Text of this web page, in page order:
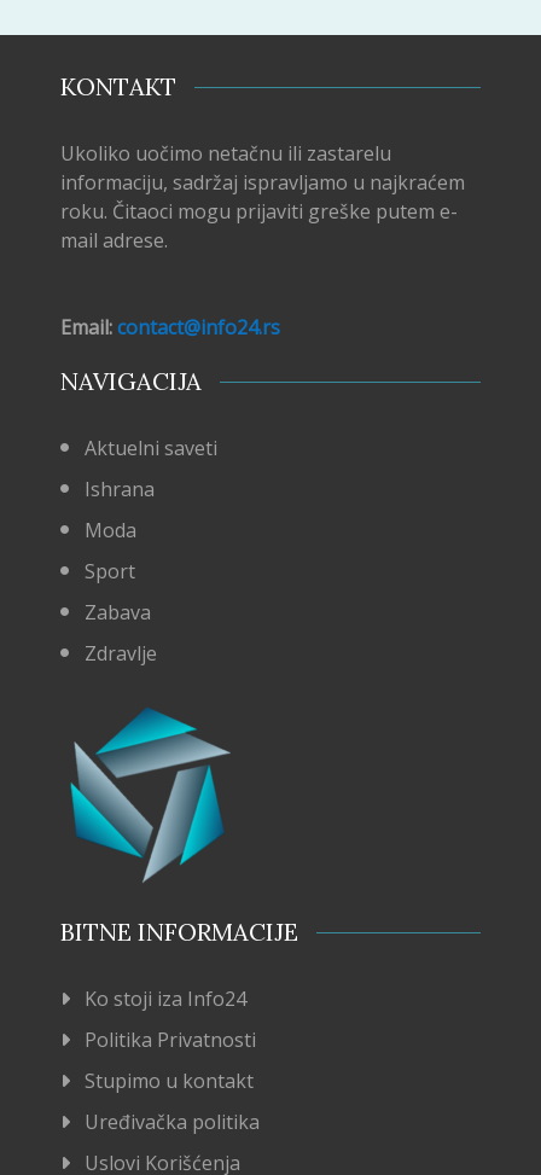
KONTAKT
Ukoliko uočimo netačnu ili zastarelu
informaciju, sadržaj ispravljamo u najkraćem
roku. Čitaoci mogu prijaviti greške putem e-
mail adrese.
Email:contact@info24.rs
NAVIGACIJA
Aktuelni saveti
Ishrana
Moda
Sport
Zabava
Zdravlje
BITNE INFORMACIJE
Ko stoji iza Info24
Politika Privatnosti
Stupimo u kontakt
Uređivačka politika
Uslovi Korišćenja